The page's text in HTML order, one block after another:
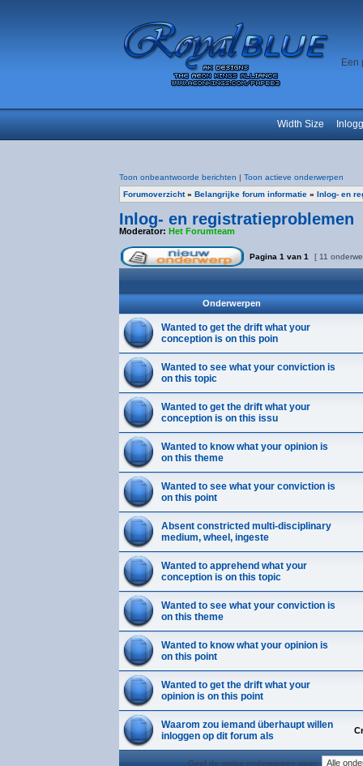
Een
Width Size
Toon onbeantwoorde berichten | Toon actieve onderwerpen
Forumoverzicht» Belangrijke forum informatie » Inlog- en
Inlog- en registratieproblemen
Moderator: Het Forumteam
Pagina 1 van 1 [ 11
Onderwerpen
Wanted to get the drift what your
conception is on this poin
Wanted to see what your conviction is
on this topic
Wanted to get the drift what your
conception is on this issu
Wanted to know what your opinion is
on this theme
Wanted to see what your conviction is
on this point
Absent constricted multi-disciplinary
medium, wheel, ingeste
Wanted to apprehend what your
conception is on this topic
Wanted to see what your conviction is
on this theme
Wanted to know what your opinion is
on this point
Wanted to get the drift what your
opinion is on this point
Waarom zou iemand überhaupt willen
inloggen op dit forum als
Geef de vorige onderwerpen weer: